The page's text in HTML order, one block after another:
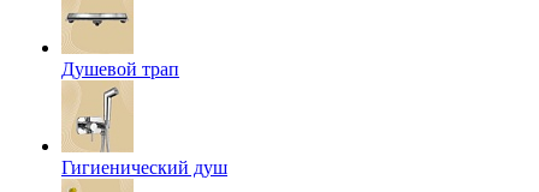
Душевой трап
Гигиенический душ